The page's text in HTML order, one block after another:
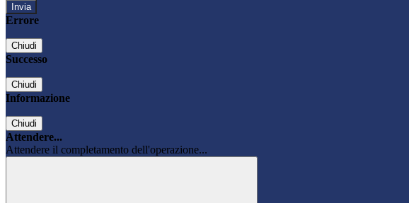
Errore
Chiudi
Successo
Chiudi
Informazione
Chiudi
Attendere...
Attendere il completamento dell'operazione...